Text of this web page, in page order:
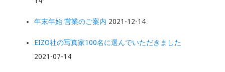
年末年始 営業のご案内 2021-12-14
EIZO社の写真家100名に選んでいただきました
2021-07-14